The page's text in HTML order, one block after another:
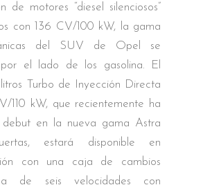
de motores “diesel silenciosos”
con 136 CV/100 kW, la gama
del SUV de Opel se
por el lado de los gasolina. El
litros Turbo de Inyección Directa
110 kW, que recientemente ha
debut en la nueva gama Astra
estará disponible en
con una caja de cambios
de seis velocidades con